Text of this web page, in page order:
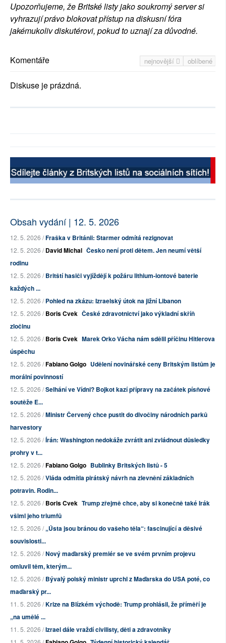
Upozorňujeme, že Britské listy jako soukromý server si
vyhrazují právo blokovat přístup na diskusní fóra
jakémukoliv diskutérovi, pokud to uznají za důvodné.
nejnovější oblíbené
Komentáře
Diskuse je prázdná.
Obsah vydání | 12. 5. 2026
12. 5. 2026 /Fraška v Británii: Starmer odmítá rezignovat
12. 5. 2026 /David Michal Česko není proti dětem. Jen neumí větší
rodinu
12. 5. 2026 /Britští hasiči vyjíždějí k požáru lithium-iontové baterie
každých ...
12. 5. 2026 /Pohled na zkázu: Izraelský útok na jižní Libanon
12. 5. 2026 /Boris Cvek České zdravotnictví jako výkladní skříň
zločinu
12. 5. 2026 /Boris Cvek Marek Orko Vácha nám sdělil příčinu Hitlerova
úspěchu
12. 5. 2026 /Fabiano Golgo Udělení novinářské ceny Britským listům je
morální povinností
12. 5. 2026 /Selhání ve Vídni? Bojkot kazí přípravy na začátek písňové
soutěže E...
12. 5. 2026 /Ministr Červený chce pustit do divočiny národních parků
harvestory
12. 5. 2026 /Írán: Washington nedokáže zvrátit ani zvládnout důsledky
prohry v t...
12. 5. 2026 /Fabiano Golgo Bublinky Britských listů - 5
12. 5. 2026 /Vláda odmítla pirátský návrh na zlevnění základních
potravin. Rodin...
12. 5. 2026 /Boris Cvek Trump zřejmě chce, aby si konečně také Irák
všiml jeho triumfů
12. 5. 2026 /„Ústa jsou bránou do vašeho těla“: fascinující a děsivé
souvislosti...
12. 5. 2026 /Nový maďarský premiér se ve svém prvním projevu
omluvil těm, kterým...
12. 5. 2026 /Bývalý polský ministr uprchl z Maďarska do USA poté, co
maďarský pr...
11. 5. 2026 /Krize na Blízkém východě: Trump prohlásil, že příměří je
„na umělé ...
11. 5. 2026 /Izrael dále vraždí civilisty, děti a zdravotníky